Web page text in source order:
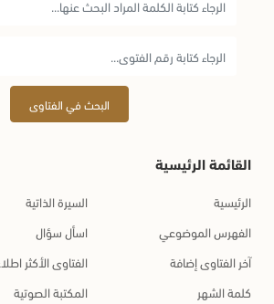
البحث في الفتاوى
القائمة الرئيسية
الرئيسية
السيرة الذاتية
الفهرس الموضوعي
اسأل سؤال
آخر الفتاوى إضافة
الفتاوى الأكثر
كلمة الشهر
المكتبة الصوتية